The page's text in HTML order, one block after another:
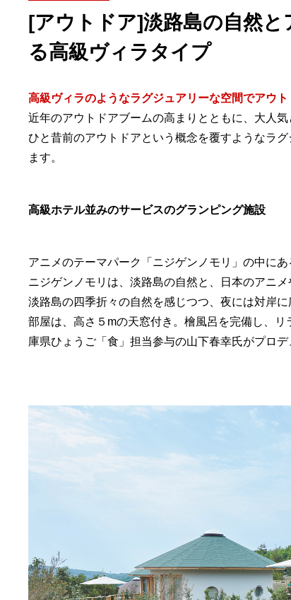
[アウトドア]淡路島の自然
る高級ヴィラタイプ
高級ヴィラのようなラグジュアリーな空間でアウト
近年のアウトドアブームの高まりとともに、大人気
ひと昔前のアウトドアという概念を覆すようなラ
ます。
高級ホテル並みのサービスのグランピング施設
アニメのテーマパーク「ニジゲンノモリ」の中に
ニジゲンノモリは、淡路島の自然と、日本のアニ
淡路島の四季折々の自然を感じつつ、夜には対岸
部屋は、高さ５mの天窓付き。檜風呂を完備し、
庫県ひょうご「食」担当参与の山下春幸氏がプロ